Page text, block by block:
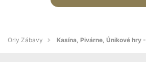
Orly Zábavy Kasína, Pivárne, Únikové hry